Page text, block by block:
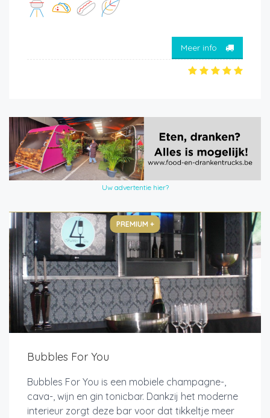
Meer info
Uw advertentie hier?
PREMIUM +
Bubbles For You
Bubbles For You is een mobiele champagne-,
cava-, wijn en gin tonicbar. Dankzij het moderne
interieur zorgt deze bar voor dat tikkeltje meer